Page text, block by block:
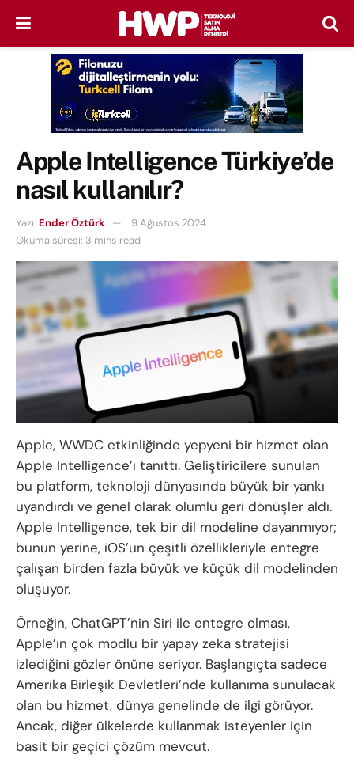
Apple Intelligence Türkiye’de
nasıl kullanılır?
Yazı: Ender Öztürk
9 Ağustos 2024
Okuma süresi: 3 mins read
Apple, WWDC etkinliğinde yepyeni bir hizmet olan
Apple Intelligence’ı tanıttı. Geliştiricilere sunulan
bu platform, teknoloji dünyasında büyük bir yankı
uyandırdı ve genel olarak olumlu geri dönüşler aldı.
Apple Intelligence, tek bir dil modeline dayanmıyor;
bunun yerine, iOS’un çeşitli özellikleriyle entegre
çalışan birden fazla büyük ve küçük dil modelinden
oluşuyor.
Örneğin, ChatGPT’nin Siri ile entegre olması,
Apple’ın çok modlu bir yapay zeka stratejisi
izlediğini gözler önüne seriyor. Başlangıçta sadece
Amerika Birleşik Devletleri’nde kullanıma sunulacak
olan bu hizmet, dünya genelinde de ilgi görüyor.
Ancak, diğer ülkelerde kullanmak isteyenler için
basit bir geçici çözüm mevcut.